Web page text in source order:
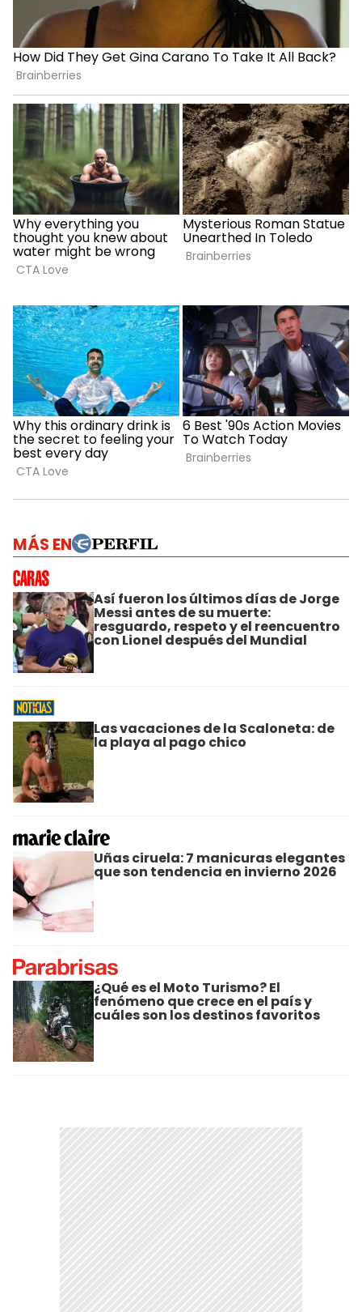
MÁS EN
Así fueron los últimos días de Jorge
Messi antes de su muerte:
resguardo, respeto y el reencuentro
con Lionel después del Mundial
Las vacaciones de la Scaloneta: de
la playa al pago chico
Uñas ciruela: 7 manicuras elegantes
que son tendencia en invierno 2026
¿Qué es el Moto Turismo? El
fenómeno que crece en el país y
cuáles son los destinos favoritos